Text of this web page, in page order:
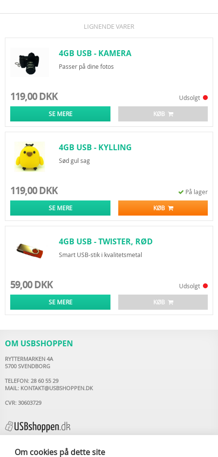
LIGNENDE VARER
4GB USB - KAMERA
Passer på dine fotos
119,00 DKK Udsolgt
SE MERE KØB
4GB USB - KYLLING
Sød gul sag
119,00 DKK På lager
SE MERE KØB
4GB USB - TWISTER, RØD
Smart USB-stik i kvalitetsmetal
59,00 DKK Udsolgt
SE MERE KØB
OM USBSHOPPEN
RYTTERMARKEN 4A
5700 SVENDBORG
TELEFON: 28 60 55 29
MAIL: KONTAKT@USBSHOPPEN.DK
CVR: 30603729
Om cookies på dette site